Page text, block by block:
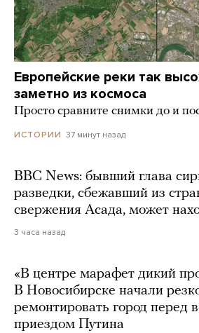
Европейские реки так
заметно из космоса
Просто сравните снимки до и
ИСТОРИИ 37 минут назад
BBC News: бывший глава
разведки, сбежавший из
свержения Асада, может
3 часа назад
«В центре марафет дикий
В Новосибирске начали
ремонтировать город перед
приездом Путина